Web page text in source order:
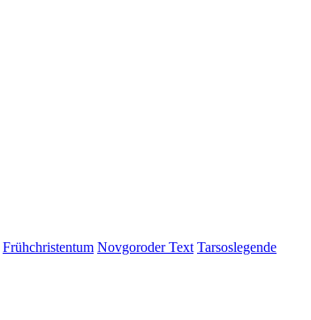
Frühchristentum Novgoroder Text Tarsoslegende